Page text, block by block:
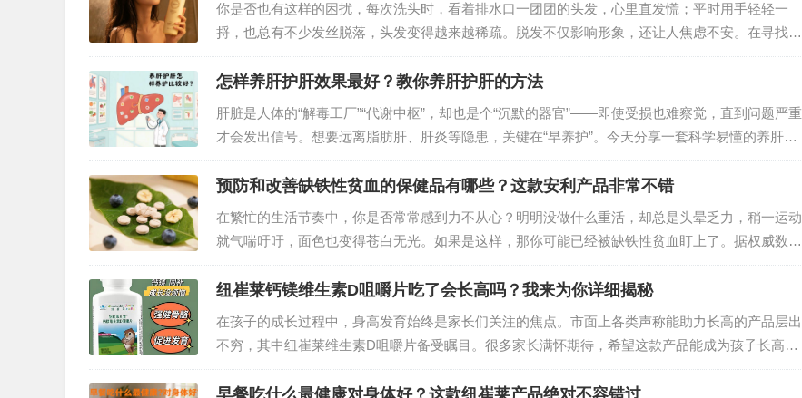
你是否也有这样的困扰，每次洗头时，看着排水口一团团的头发，心里直发慌；平时用手轻轻一
捋，也总有不少发丝脱落，头发变得越来越稀疏。脱发不仅影响形象，还让人焦虑不安。在寻找防
脱洗发水的道路上，很多人听说了安利丝婷洗发水，它真能改善掉发问题吗？今天就来一探究竟。
…
怎样养肝护肝效果最好？教你养肝护肝的方法
肝脏是人体的“解毒工厂”“代谢中枢”，却也是个“沉默的器官”——即使受损也难察觉，直到问题严重
才会发出信号。想要远离脂肪肝、肝炎等隐患，关键在“早养护”。今天分享一套科学易懂的养肝护
肝方法，从饮食、作息、情绪到习惯，全方位守护肝脏健康～…
预防和改善缺铁性贫血的保健品有哪些？这款安利产品非常不错
在繁忙的生活节奏中，你是否常常感到力不从心？明明没做什么重活，却总是头晕乏力，稍一运动
就气喘吁吁，面色也变得苍白无光。如果是这样，那你可能已经被缺铁性贫血盯上了。据权威数据
显示，我国有相当比例的人群受到缺铁性贫血的困扰，尤其是儿童、孕妇和女性群体 ，缺铁性贫
血不仅影响生活质量，长期发展还可能对身体健…
纽崔莱钙镁维生素D咀嚼片吃了会长高吗？我来为你详细揭秘
在孩子的成长过程中，身高发育始终是家长们关注的焦点。市面上各类声称能助力长高的产品层出
不穷，其中纽崔莱维生素D咀嚼片备受瞩目。很多家长满怀期待，希望这款产品能成为孩子长高的
“秘密武器”。那么，吃了纽崔莱维生素D咀嚼片真的会长高吗？接下来就为你深入揭秘。…
早餐吃什么最健康对身体好？这款纽崔莱产品绝对不容错过